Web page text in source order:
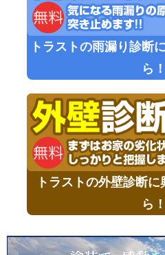
トラストの雨漏り診断
ら！
トラストの外壁診断
ら！